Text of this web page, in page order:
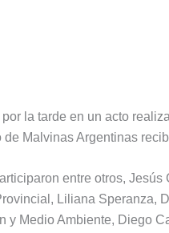
por la tarde en un acto
de Malvinas Argentinas
entre otros,
Liliana Speranza,
y Medio Ambiente, Diego